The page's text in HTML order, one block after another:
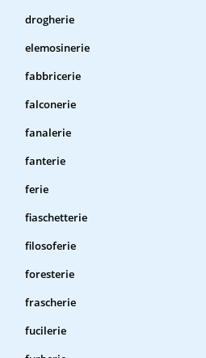
drogherie
elemosinerie
fabbricerie
falconerie
fanalerie
fanterie
ferie
fiaschetterie
filosoferie
foresterie
frascherie
fucilerie